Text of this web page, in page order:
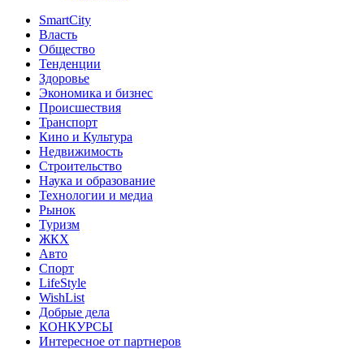
SmartCity
Власть
Общество
Тенденции
Здоровье
Экономика и бизнес
Происшествия
Транспорт
Кино и Культура
Недвижимость
Строительство
Наука и образование
Технологии и медиа
Рынок
Туризм
ЖКХ
Авто
Спорт
LifeStyle
WishList
Добрые дела
КОНКУРСЫ
Интересное от партнеров